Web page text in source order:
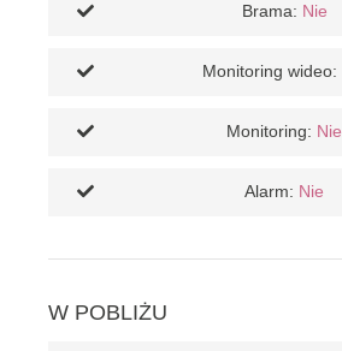
Brama: Nie
Monitoring wideo:
Monitoring: Nie
Alarm: Nie
W POBLIŻU